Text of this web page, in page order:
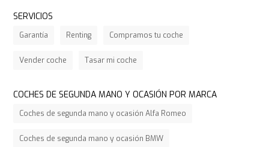
SERVICIOS
Garantía Renting Compramos tu coche
Vender coche Tasar mi coche
COCHES DE SEGUNDA MANO Y OCASIÓN POR MARCA
Coches de segunda mano y ocasión Alfa Romeo
Coches de segunda mano y ocasión BMW